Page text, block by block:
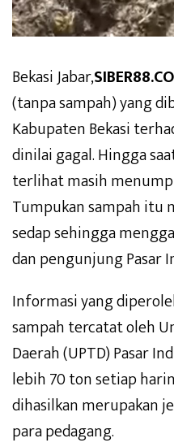
Bekasi Jabar,
(tanpa sampah) yang
Kabupaten Bekasi
dinilai gagal. Hingga
terlihat masih
Tumpukan sampah itu
sedap sehingga
dan pengunjung Pasar
Informasi yang
sampah tercatat oleh
Daerah (UPTD) Pasar
lebih 70 ton setiap
dihasilkan merupakan
para pedagang.